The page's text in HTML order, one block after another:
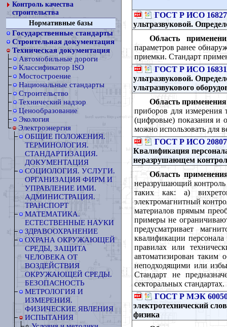
Контроль качества
строительства
Нормативные базы
Государственные стандарты
Строительная документация
Техническая документация
Автомобильные дороги
Классификатор ISO
Мостостроение
Национальные стандарты
Строительство
Технический надзор
Ценообразование
Экология
Электроэнергия
ОБЩИЕ ПОЛОЖЕНИЯ.
ТЕРМИНОЛОГИЯ.
СТАНДАРТИЗАЦИЯ.
ДОКУМЕНТАЦИЯ
СОЦИОЛОГИЯ. УСЛУГИ.
ОРГАНИЗАЦИЯ ФИРМ И
УПРАВЛЕНИЕ ИМИ.
АДМИНИСТРАЦИЯ.
ТРАНСПОРТ
МАТЕМАТИКА.
ЕСТЕСТВЕННЫЕ НАУКИ
ЗДРАВООХРАНЕНИЕ
ОХРАНА ОКРУЖАЮЩЕЙ
СРЕДЫ, ЗАЩИТА
ЧЕЛОВЕКА ОТ
ВОЗДЕЙСТВИЯ
ОКРУЖАЮЩЕЙ СРЕДЫ.
БЕЗОПАСНОСТЬ
МЕТРОЛОГИЯ И
ИЗМЕРЕНИЯ.
ФИЗИЧЕСКИЕ ЯВЛЕНИЯ
ИСПЫТАНИЯ
ГОСТ Р ИСО
ультразвуковой.
Область
параметров ранее
приемки. Стандарт
ГОСТ Р ИСО
ультразвуковой.
ультразвукового
Область
приборов для измерения
(цифровые) показания и
можно использовать для
ГОСТ Р ИСО
Квалификация
неразрушающем
Область
неразрушающий контроль
таких как: a)
электромагнитный
материалов прямым
примеры не
предусматривает
квалификации
правилах или
автоматизирован таким
неподходящими или
Стандарт не
секторальных стандартах.
ГОСТ Р МЭК
электротехнический
физика